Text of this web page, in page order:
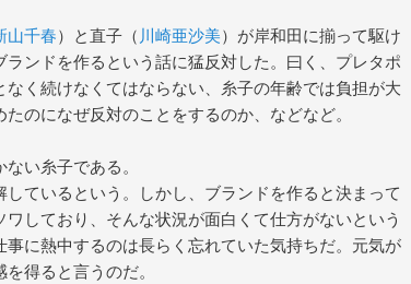
山千春）と直子（ 川崎亜沙美）が岸和田に揃って駆け
ンドを作るという話に猛反対した。曰く、プレタポ
く続けなくてはならない、糸子の年齢では負担が大
のになぜ反対のことをするのか、などなど。
い糸子である。
ているという。しかし、ブランドを作ると決まって
しており、そんな状況が面白くて仕方がないという
に熱中するのは長らく忘れていた気持ちだ。元気が
得ると言うのだ。